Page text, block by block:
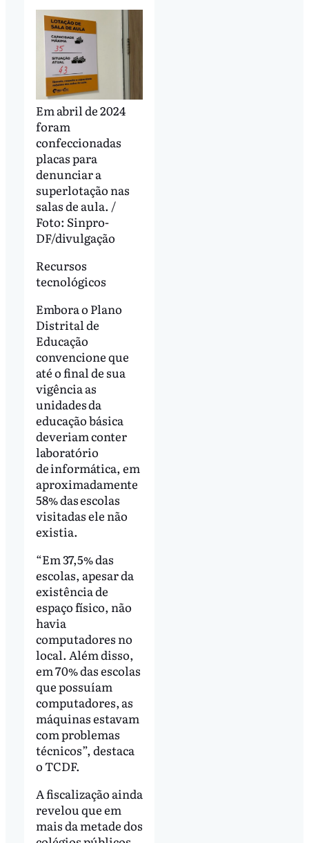
Em abril de 2024
foram
confeccionadas
placas para
denunciar a
superlotação nas
salas de aula. /
Foto: Sinpro-
DF/divulgação
Recursos
tecnológicos
Embora o Plano
Distrital de
Educação
convencione que
até o final de sua
vigência as
unidades da
educação básica
deveriam conter
laboratório
de informática, em
aproximadamente
58% das escolas
visitadas ele não
existia.
“Em 37,5% das
escolas, apesar da
existência de
espaço físico, não
havia
computadores no
local. Além disso,
em 70% das escolas
que possuíam
computadores, as
máquinas estavam
com problemas
técnicos”, destaca
o TCDF.
A fiscalização ainda
revelou que em
mais da metade dos